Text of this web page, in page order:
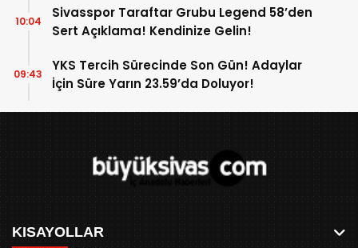
Sivasspor Taraftar Grubu Legend 58’den
Sert Açıklama! Kendinize Gelin!
10:04
YKS Tercih Sürecinde Son Gün! Adaylar
İçin Süre Yarın 23.59’da Doluyor!
09:43
KISAYOLLAR